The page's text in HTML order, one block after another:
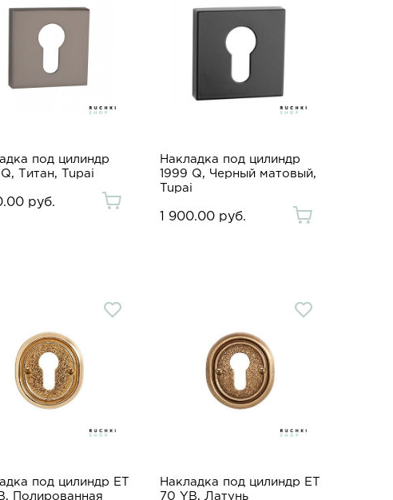
под цилиндр
Титан, Tupai
руб.
Накладка под цилиндр
1999 Q, Черный матовый,
Tupai
1 900.00 руб.
под цилиндр ET
Полированная
Накладка под цилиндр ET
70 YB, Латунь